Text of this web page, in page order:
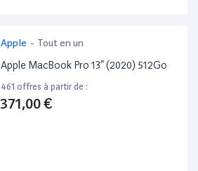
Apple - Tout en un
Apple MacBook Pro 13” (2020) 512Go
461 offres à partir de :
371,00 €